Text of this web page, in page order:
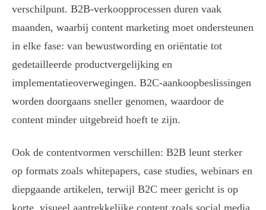
verschilpunt. B2B-verkoopprocessen duren vaak
maanden, waarbij content marketing moet ondersteunen
in elke fase: van bewustwording en oriëntatie tot
gedetailleerde productvergelijking en
implementatieoverwegingen. B2C-aankoopbeslissingen
worden doorgaans sneller genomen, waardoor de
content minder uitgebreid hoeft te zijn.
Ook de contentvormen verschillen: B2B leunt sterker
op formats zoals whitepapers, case studies, webinars en
diepgaande artikelen, terwijl B2C meer gericht is op
korte, visueel aantrekkelijke content zoals social media